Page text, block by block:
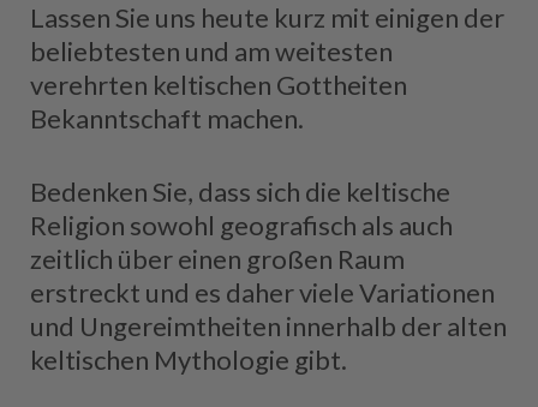
Lassen Sie uns heute kurz mit einigen der
beliebtesten und am weitesten
verehrten keltischen Gottheiten
Bekanntschaft machen.
Bedenken Sie, dass sich die keltische
Religion sowohl geografisch als auch
zeitlich über einen großen Raum
erstreckt und es daher viele Variationen
und Ungereimtheiten innerhalb der alten
keltischen Mythologie gibt.